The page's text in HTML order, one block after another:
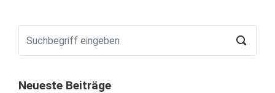
Neueste Beiträge